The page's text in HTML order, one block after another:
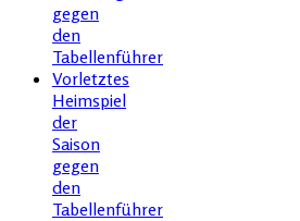
gegen
den
Tabellenführer
Vorletztes
Heimspiel
der
Saison
gegen
den
Tabellenführer